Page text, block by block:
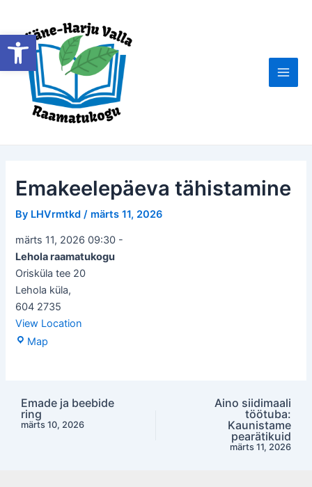
Open toolbar
content
Main
Emakeelepäeva tähistamine
By LHVrmtkd/ märts 11, 2026
märts 11, 2026 09:30 -
Lehola raamatukogu
Orisküla tee 20
Lehola küla,
604 2735
View Location
Map
Post
navigation
Emade ja beebide
ring
märts 10, 2026
Aino siidimaali
töötuba:
Kaunistame
pearätikuid
märts 11, 2026